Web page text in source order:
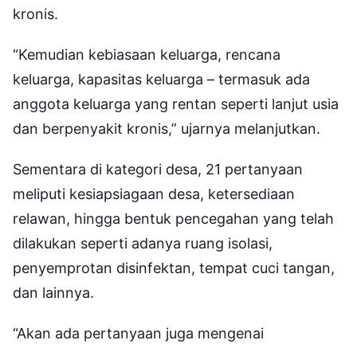
kronis.
“Kemudian kebiasaan keluarga, rencana
keluarga, kapasitas keluarga – termasuk ada
anggota keluarga yang rentan seperti lanjut usia
dan berpenyakit kronis,” ujarnya melanjutkan.
Sementara di kategori desa, 21 pertanyaan
meliputi kesiapsiagaan desa, ketersediaan
relawan, hingga bentuk pencegahan yang telah
dilakukan seperti adanya ruang isolasi,
penyemprotan disinfektan, tempat cuci tangan,
dan lainnya.
“Akan ada pertanyaan juga mengenai